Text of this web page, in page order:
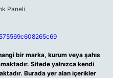
bir marka, kurum veya şahıs
Sitede yalnızca kendi
Burada yer alan içerikler